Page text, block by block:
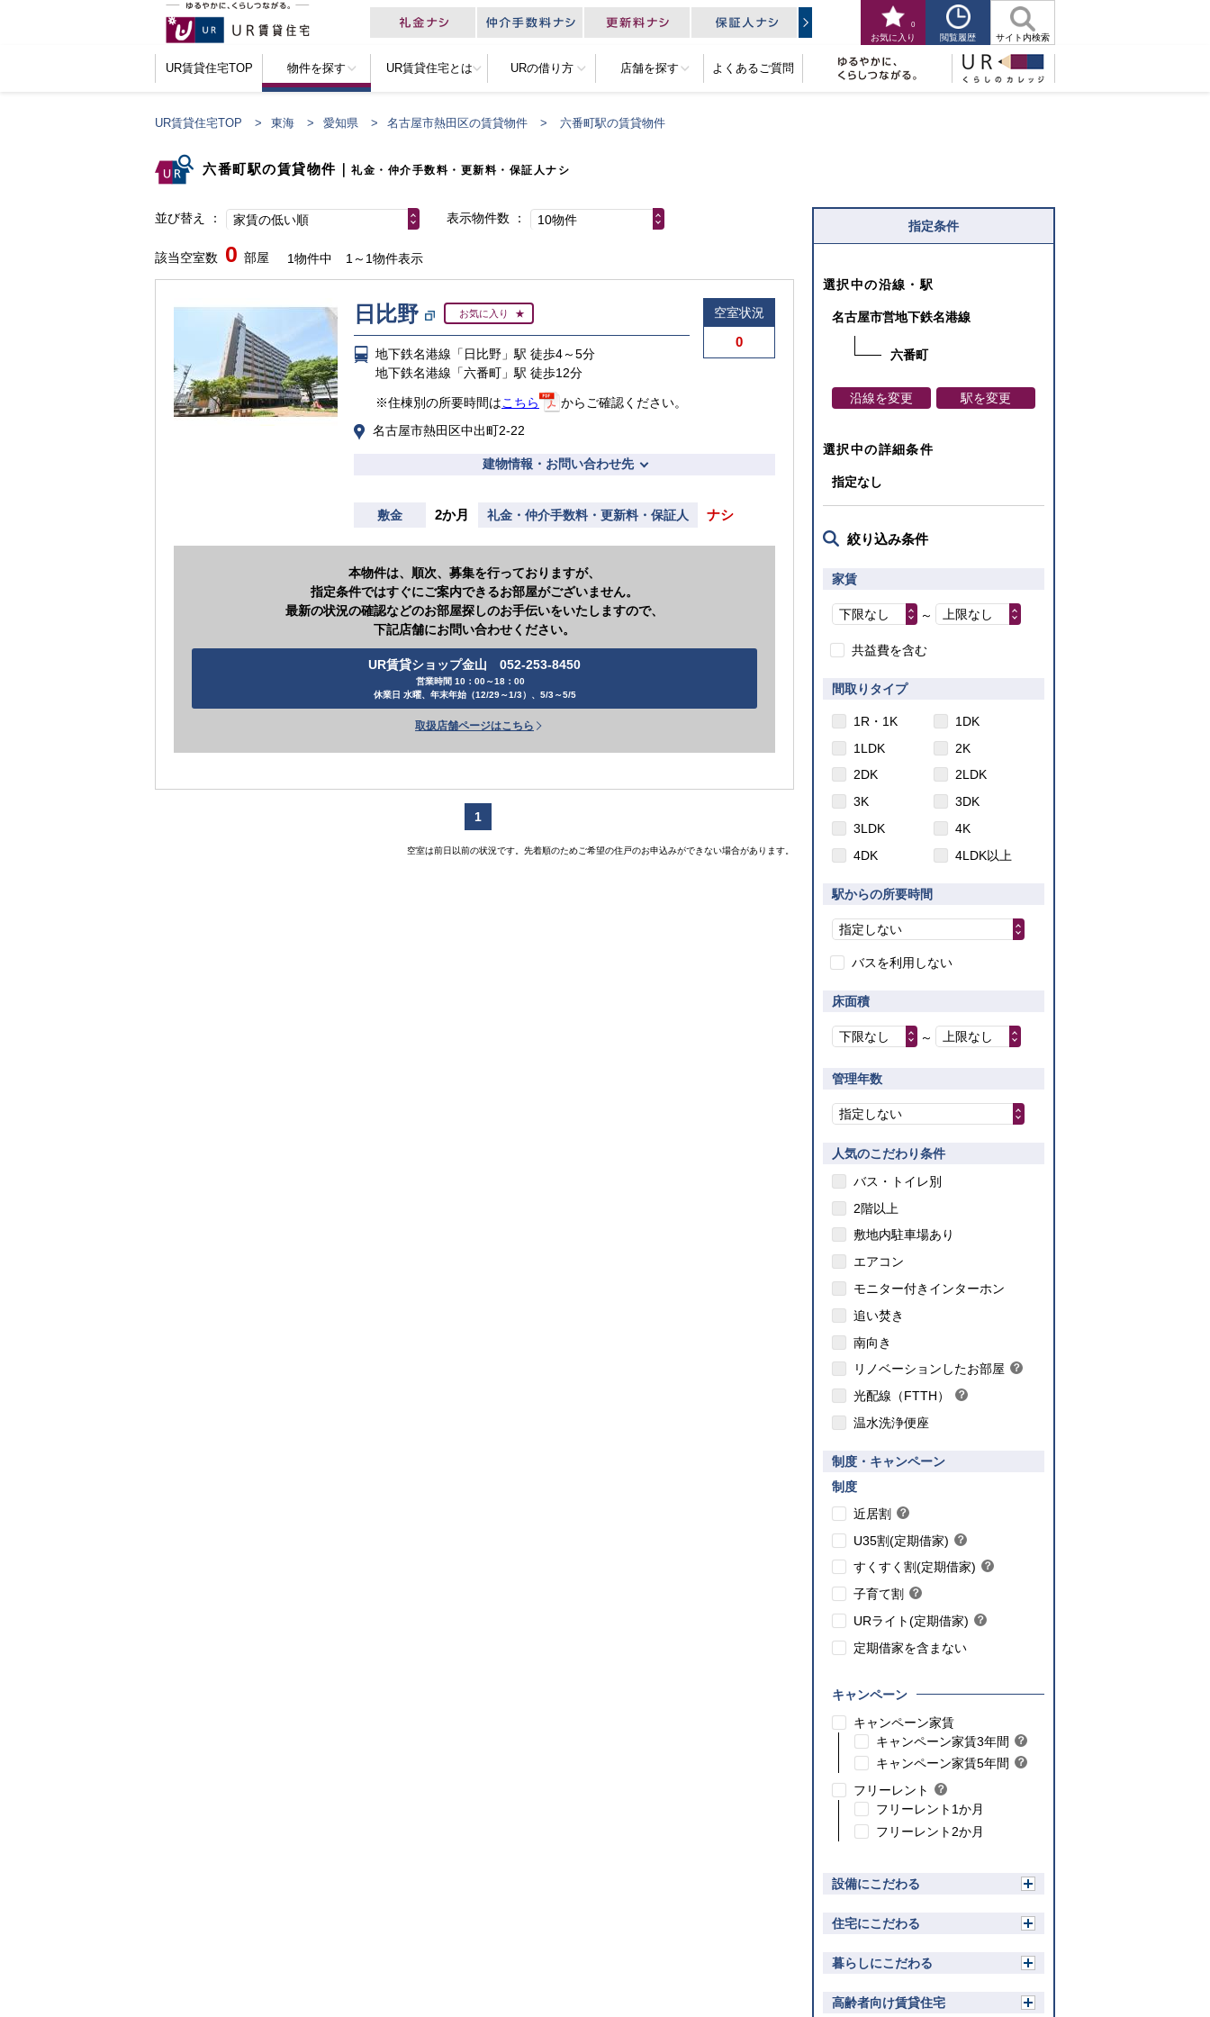
お気に入り
0
閲覧履歴 サイト内検索
UR賃貸住宅TOP 物件を探す UR賃貸住宅とは URの借り方 店舗を探す よくあるご質問
UR賃貸住宅TOP 東海 愛知県 名古屋市熱田区の賃貸物件 六番町駅の賃貸物件
六番町駅の賃貸物件 ｜礼金・仲介手数料・更新料・保証人ナシ
並び替え 家賃の低い順 表示物件数 10物件
該当空室数 0 部屋 1物件中 1～1物件表示
日比野 お気に入り
地下鉄名港線「日比野」駅 徒歩4～5分
地下鉄名港線「六番町」駅 徒歩12分
※住棟別の所要時間はこちら
からご確認ください。
名古屋市熱田区中出町2-22
空室状況
0
建物情報・お問い合わせ先
敷金 2か月 礼金・仲介手数料・更新料・保証人 ナシ
本物件は、順次、募集を行っておりますが、
指定条件ではすぐにご案内できるお部屋がございません。
最新の状況の確認などのお部屋探しのお手伝いをいたしますので、
下記店舗にお問い合わせください。
UR賃貸ショップ金山 052-253-8450
営業時間 10：00～18：00
休業日 水曜、年末年始（12/29～1/3）、5/3～5/5
取扱店舗ページはこちら
1
空室は前日以前の状況です。先着順のためご希望の住戸のお申込みができない場合があります。
指定条件
選択中の沿線・駅
名古屋市営地下鉄名港線
六番町
沿線を変更 駅を変更
選択中の詳細条件
指定なし
絞り込み条件
家賃
下限なし ～ 上限なし
共益費を含む
間取りタイプ
1R・1K
1DK
1LDK
2K
2DK
2LDK
3K
3DK
3LDK
4K
4DK
4LDK以上
駅からの所要時間
指定しない
バスを利用しない
床面積
下限なし ～ 上限なし
管理年数
指定しない
人気のこだわり条件
バス・トイレ別
2階以上
敷地内駐車場あり
エアコン
モニター付きインターホン
追い焚き
南向き
リノベーションしたお部屋 ？
光配線（FTTH） ？
賃貸住宅のインターネット対応について
温水洗浄便座
制度・キャンペーン
制度
近居割
？
ン
ト
こちら
U35割(定期借家) ？
ン
【ご入居要件あり】35歳以下の方限定
こちら
すくすく割(定期借家) ？
ト
【ご入居要件あり】満18歳未満のお子様を
扶養、もしくはご妊娠されている方限定
こちら
子育て割 ？
ン
ト
【ご入居要件あり】子育て世帯や新婚世帯
こちら
URライト(定期借家) ？
こちら
定期借家を含まない
キャンペーン
キャンペーン家賃
キャンペーン家賃3年間 ？
ヒ
キャンペーン家賃5年間 ？
こちら
フリーレント ？
ヒ
ト
こちら
フリーレント1か月
フリーレント2か月
設備にこだわる
く住宅にこだわる
く暮らしにこだわる
く高齢者向け賃貸住宅